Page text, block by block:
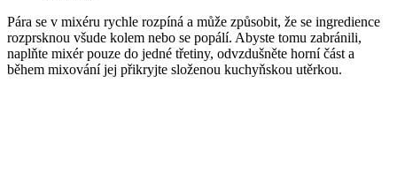
Pára se v mixéru rychle rozpíná a může způsobit, že se ingredience
rozprsknou všude kolem nebo se popálí. Abyste tomu zabránili,
naplňte mixér pouze do jedné třetiny, odvzdušněte horní část a
během mixování jej přikryjte složenou kuchyňskou utěrkou.